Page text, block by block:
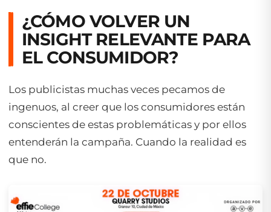
¿CÓMO VOLVER UN
INSIGHT RELEVANTE PARA
EL CONSUMIDOR?
Los publicistas muchas veces pecamos de
ingenuos, al creer que los consumidores están
conscientes de estas problemáticas y por ellos
entenderán la campaña. Cuando la realidad es
que no.